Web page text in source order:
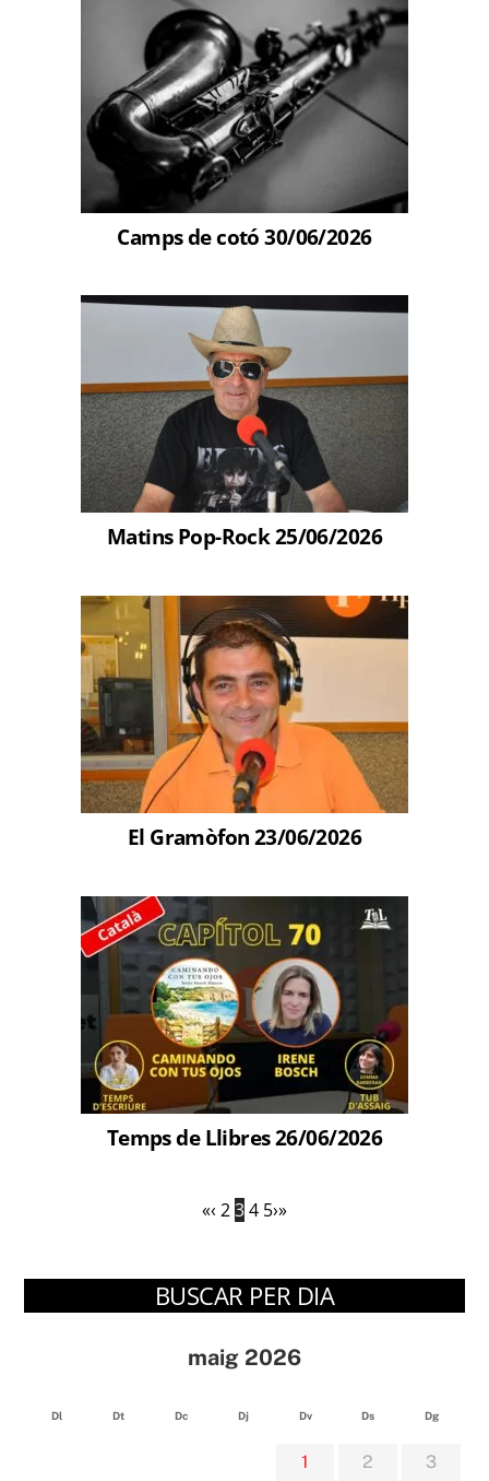
Camps de cotó 30/06/2026
Matins Pop-Rock 25/06/2026
El Gramòfon 23/06/2026
Temps de Llibres 26/06/2026
«‹ 234 5›»
BUSCAR PER DIA
maig 2026
Dl Dt Dc Dj Dv Ds Dg
1 2 3